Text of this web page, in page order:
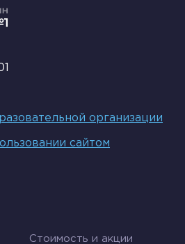
организации
сайтом
Стоимость и акции